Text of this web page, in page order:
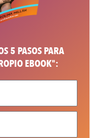
5 PASOS PARA
EBOOK":